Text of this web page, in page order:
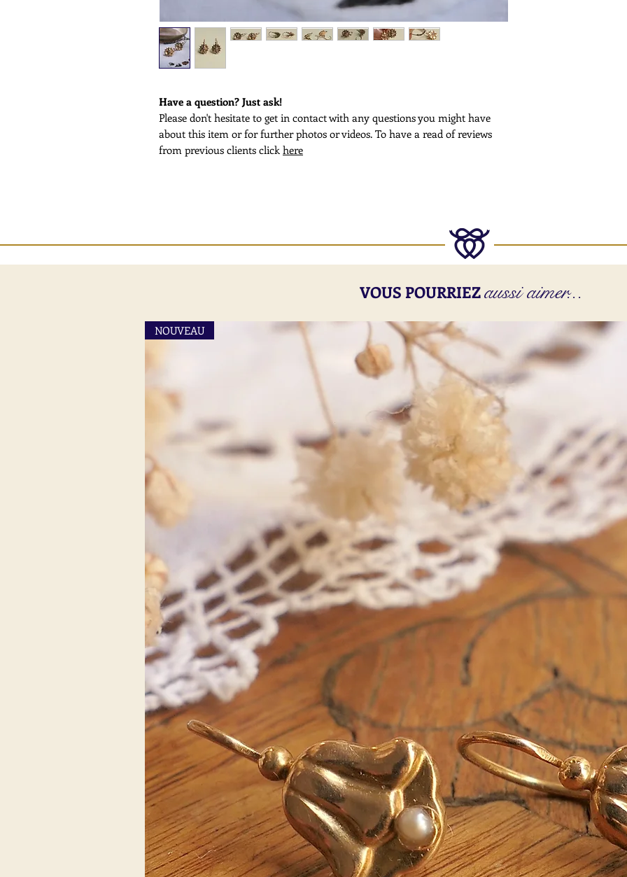
Have a question? Just ask!
Please don't hesitate to get in contact with any questions you might have
about this item or for further photos or videos. To have a read of reviews
from previous clients click here
VOUS POURRIEZaussi aimer...
NOUVEAU